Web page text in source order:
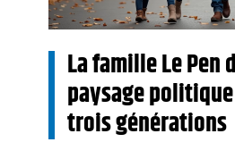
La famille Le Pen
paysage
trois générations